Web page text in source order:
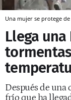
Una mujer se protege
Llega una
Después de una
frío que ha